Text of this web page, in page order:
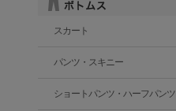
スカート
パンツ・スキニー
ショートパンツ・ハーフパンツ